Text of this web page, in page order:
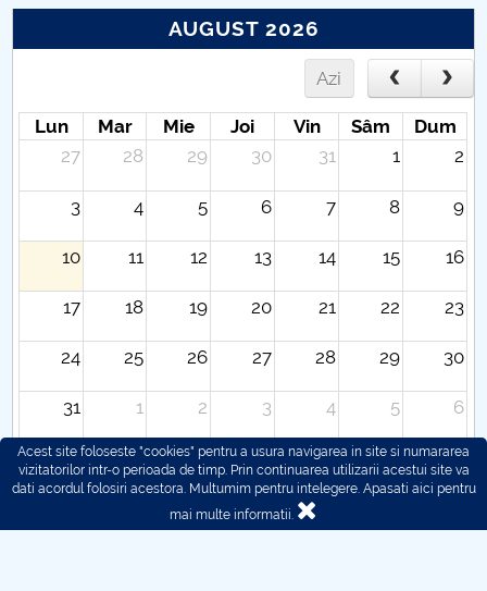
AUGUST 2026
Azi
Lun Mar Mie Joi Vin Sâm
Dum
27
28 29 30 31 1 2
3 4 5 6 7 8 9
10 11 12 13 14 15 16
17 18 19 20 21 22 23
24 25 26 27 28 29 30
31 1 2 3 4 5 6
Acest site foloseste "cookies" pentru a usura navigarea in site si numararea
vizitatorilor intr-o perioada de timp. Prin continuarea utilizarii acestui site va
dati acordul folosiri acestora. Multumim pentru intelegere. Apasati aici pentru
mai multe informatii.